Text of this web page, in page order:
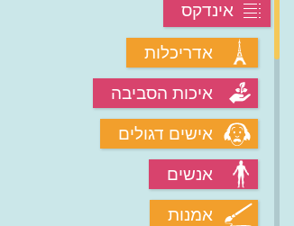
אינדקס
אדריכלות
איכות הסביבה
אישים דגולים
אנשים
אמנות